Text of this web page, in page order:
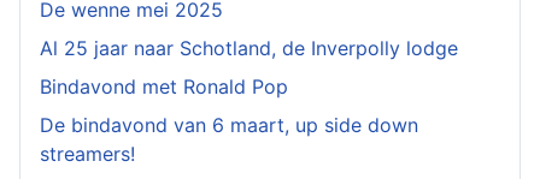
De wenne mei 2025
Al 25 jaar naar Schotland, de Inverpolly lodge
Bindavond met Ronald Pop
De bindavond van 6 maart, up side down
streamers!